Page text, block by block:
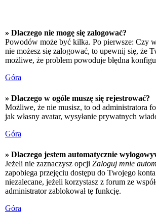
» Dlaczego nie mogę się zalogować?
Powodów może być kilka. Po pierwsze: Czy
nie możesz się zalogować, to upewnij się, że
możliwe, że problem powoduje błędna
Góra
» Dlaczego w ogóle muszę się rejestrować?
Możliwe, że nie musisz, to od administratora
jak własny avatar, wysyłanie prywatnych
Góra
» Dlaczego jestem automatycznie
Jeżeli nie zaznaczysz opcji Zaloguj mnie
zapobiega przejęciu dostępu do Twojego
niezalecane, jeżeli korzystasz z forum ze
administrator zablokował tę funkcję.
Góra